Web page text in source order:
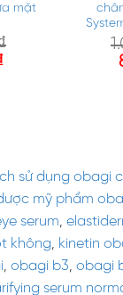
mặt
sử dụng obagi
mỹ phẩm
serum,
không, kinetin
, obagi b3, obagi
serum